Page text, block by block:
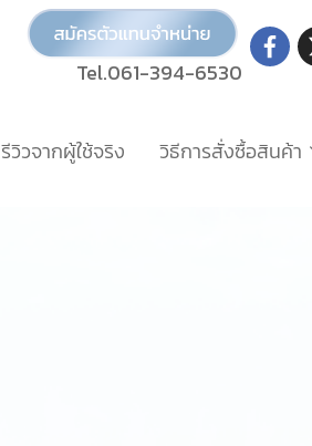
Tel.061-394-6530
รีวิวจากผู้ใช้จริง วิธีการสั่งซื้อสินค้า